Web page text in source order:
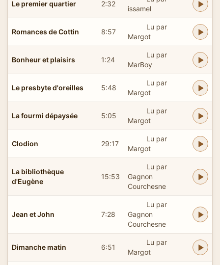
Le premier quartier 2:32
issamel
Romances de Cottin 8:57
Lu par
Margot
Bonheur et plaisirs 1:24
Lu par
MarBoy
Le presbyte d'oreilles 5:48
Lu par
Margot
La fourmi dépaysée 5:05
Lu par
Margot
Clodion 29:17
Lu par
Margot
La bibliothèque
d'Eugène
15:53
Lu par
Gagnon
Courchesne
Jean et John 7:28
Lu par
Gagnon
Courchesne
Dimanche matin 6:51
Lu par
Margot